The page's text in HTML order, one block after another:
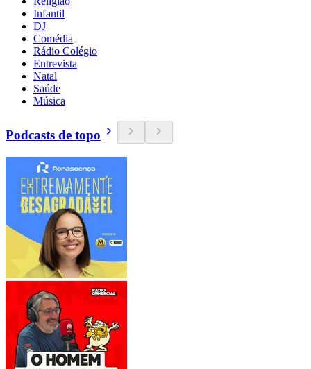
Infantil
DJ
Comédia
Rádio Colégio
Entrevista
Natal
Saúde
Música
Podcasts de topo